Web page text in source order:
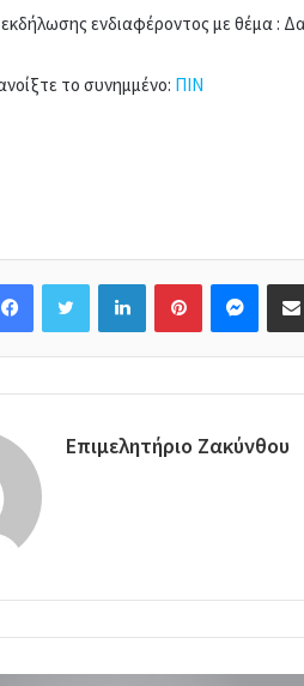
ενδιαφέροντος με θέμα :
το συνημμένο: ΠΙΝ
Επιμελητήριο Ζακύνθου